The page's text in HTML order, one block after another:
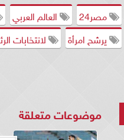
مصر24
العالم العربي
يرشح امرأة
لانتخابات
موضوعات متعلقة